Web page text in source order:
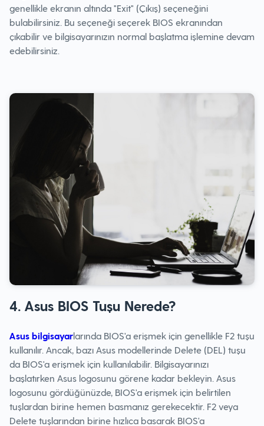
genellikle ekranın altında "Exit" (Çıkış) seçeneğini
bulabilirsiniz. Bu seçeneği seçerek BIOS ekranından
çıkabilir ve bilgisayarınızın normal başlatma işlemine devam
edebilirsiniz.
4. Asus BIOS Tuşu Nerede?
Asus bilgisayarlarında BIOS'a erişmek için genellikle F2 tuşu
kullanılır. Ancak, bazı Asus modellerinde Delete (DEL) tuşu
da BIOS'a erişmek için kullanılabilir. Bilgisayarınızı
başlatırken Asus logosunu görene kadar bekleyin. Asus
logosunu gördüğünüzde, BIOS'a erişmek için belirtilen
tuşlardan birine hemen basmanız gerekecektir. F2 veya
Delete tuşlarından birine hızlıca basarak BIOS'a